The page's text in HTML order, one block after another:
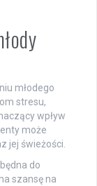
młodego
stresu,
wpływ
może
jej świeżości.
do
szansę na